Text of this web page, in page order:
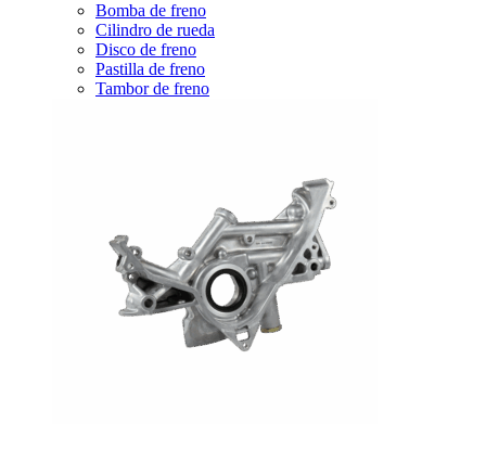
Bomba de freno
Cilindro de rueda
Disco de freno
Pastilla de freno
Tambor de freno